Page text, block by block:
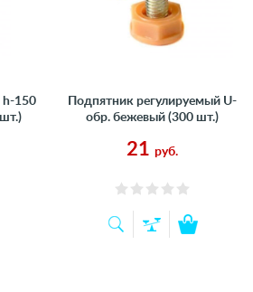
h-150
Подпятник регулируемый U-
обр. бежевый (300 шт.)
21 руб.